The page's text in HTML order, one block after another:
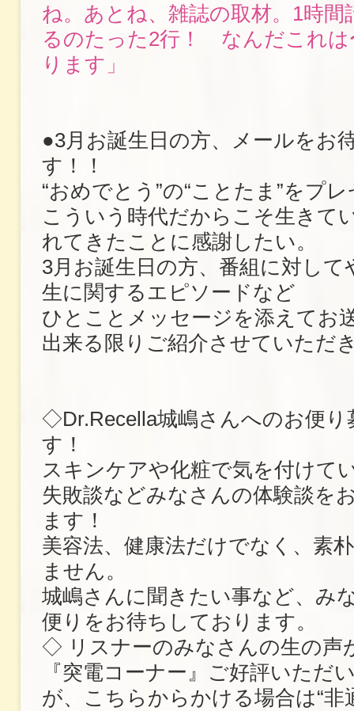
ね。あとね、雑誌の取材。1時間
るのたった2行！ なんだこれは
ります」
●3月お誕生日の方、メールをお
す！！
“おめでとう”の“ことたま”をプ
こういう時代だからこそ生きて
れてきたことに感謝したい。
3月お誕生日の方、番組に対して
生に関するエピソードなど
ひとことメッセージを添えてお
出来る限りご紹介させていただ
◇Dr.Recella城嶋さんへのお便り
す！
スキンケアや化粧で気を付けて
失敗談などみなさんの体験談を
ます！
美容法、健康法だけでなく、素
ません。
城嶋さんに聞きたい事など、み
便りをお待ちしております。
◇ リスナーのみなさんの生の声
『突電コーナー』ご好評いただ
が、こちらからかける場合は“非